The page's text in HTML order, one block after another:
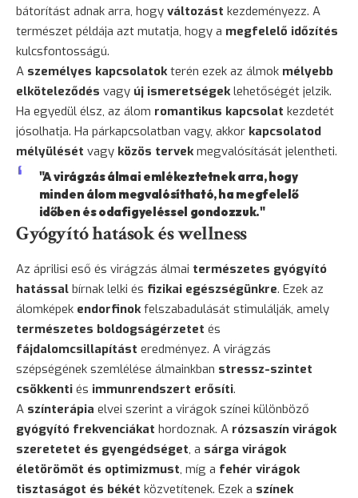
bátorítást adnak arra, hogy változást kezdeményezz. A
természet példája azt mutatja, hogy a megfelelő időzítés
kulcsfontosságú.
A személyes kapcsolatokterén ezek az álmok mélyebb
elköteleződés vagy új ismeretségeklehetőségét jelzik.
Ha egyedül élsz, az álom romantikus kapcsolat kezdetét
jósolhatja. Ha párkapcsolatban vagy, akkor kapcsolatod
mélyülését vagy közös tervekmegvalósítását jelentheti.
"A virágzás álmai emlékeztetnek arra, hogy
minden álom megvalósítható, ha megfelelő
időben és odafigyeléssel gondozzuk."
Gyógyító hatások és wellness
Az áprilisi eső és virágzás álmai természetes gyógyító
hatással bírnak lelki és fizikai egészségünkre. Ezek az
álomképek endorfinokfelszabadulását stimulálják, amely
természetes boldogságérzetet és
fájdalomcsillapítást eredményez. A virágzás
szépségének szemlélése álmainkban stressz-szintet
csökkenti és immunrendszert erősíti.
A színterápia elvei szerint a virágok színei különböző
gyógyító frekvenciákat hordoznak. A rózsaszín virágok
szeretetet és gyengédséget, a sárga virágok
életörömöt és optimizmust, míg a fehér virágok
tisztaságot és békét közvetítenek. Ezek a színek